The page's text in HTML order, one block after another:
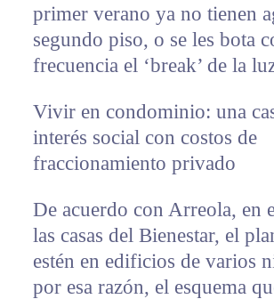
primer verano ya no tienen
segundo piso, o se les bota
frecuencia el ‘break’ de la
Vivir en condominio: una
interés social con costos de
fraccionamiento privado
De acuerdo con Arreola, en
las casas del Bienestar, el
estén en edificios de varios
por esa razón, el esquema